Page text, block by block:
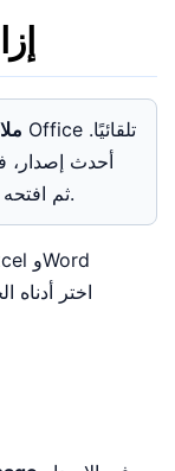
الجزء، وأعد تشغيل تطبيق Office، ثم افتحه مجددًا.